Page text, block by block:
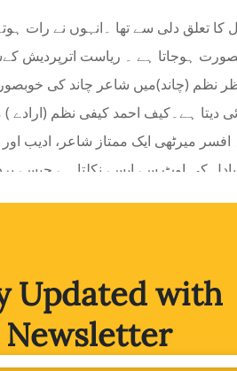
تعلق دلی سے تھا ۔انہوں نے رات
ہوجاتا ہے ۔ ریاست اترپردیش
نظم (چاند)میں شاعر چاند کی
ہے۔کیف احمد کیفی نظم (ارادے )
میرٹھی ایک ممتاز شاعر، ادیب اور
کی اوٹ سے ایسے نکلتا ہے جیسے
Updated with